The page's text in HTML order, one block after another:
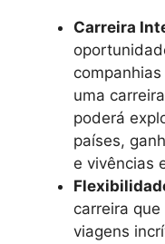
Carreira
uma
poderá
países,
e vivências
carreira
viagens